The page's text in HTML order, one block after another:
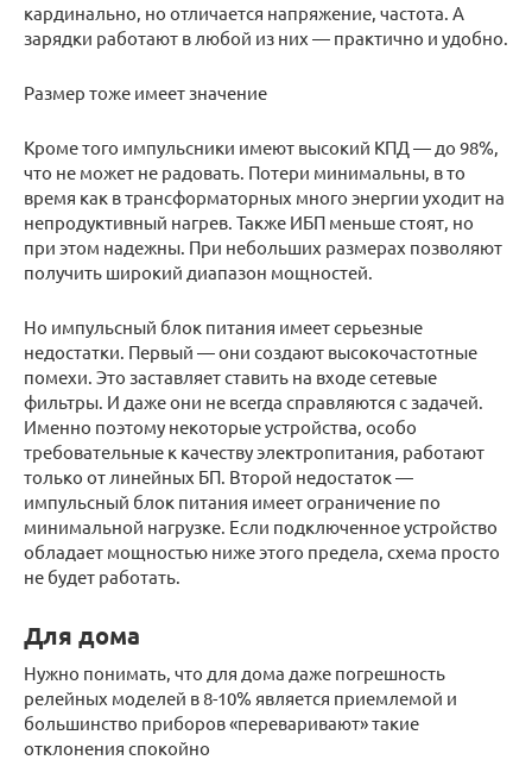
кардинально, но отличается напряжение, частота. А
зарядки работают в любой из них — практично и удобно.
Размер тоже имеет значение
Кроме того импульсники имеют высокий КПД — до 98%,
что не может не радовать. Потери минимальны, в то
время как в трансформаторных много энергии уходит на
непродуктивный нагрев. Также ИБП меньше стоят, но
при этом надежны. При небольших размерах позволяют
получить широкий диапазон мощностей.
Но импульсный блок питания имеет серьезные
недостатки. Первый — они создают высокочастотные
помехи. Это заставляет ставить на входе сетевые
фильтры. И даже они не всегда справляются с задачей.
Именно поэтому некоторые устройства, особо
требовательные к качеству электропитания, работают
только от линейных БП. Второй недостаток —
импульсный блок питания имеет ограничение по
минимальной нагрузке. Если подключенное устройство
обладает мощностью ниже этого предела, схема просто
не будет работать.
Для дома
Нужно понимать, что для дома даже погрешность
релейных моделей в 8-10% является приемлемой и
большинство приборов «переваривают» такие
отклонения спокойно